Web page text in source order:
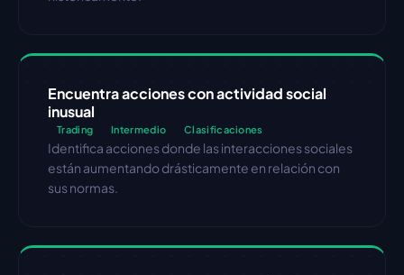
Encuentra acciones con actividad social
inusual
Trading Intermedio Clasificaciones
Identifica acciones donde las interacciones sociales
están aumentando drásticamente en relación con
sus normas.